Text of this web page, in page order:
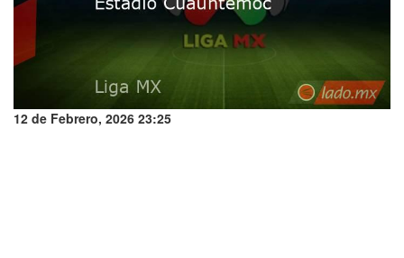
12 de Febrero, 2026 23:25